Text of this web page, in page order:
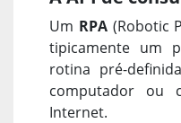
Um RPA(Robotic
tipicamente um
rotina pré-
computador ou
Internet.